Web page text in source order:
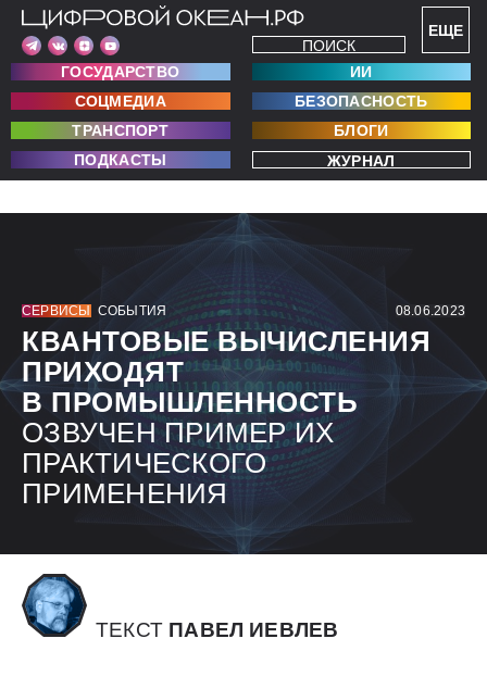
ЕЩЕ
ПОИСК
ГОСУДАРСТВО
ИИ
СОЦМЕДИА
БЕЗОПАСНОСТЬ
ТРАНСПОРТ
БЛОГИ
ПОДКАСТЫ
ЖУРНАЛ
СЕРВИСЫ СОБЫТИЯ 08.06.2023
КВАНТОВЫЕ ВЫЧИСЛЕНИЯ
ПРИХОДЯТ
В ПРОМЫШЛЕННОСТЬ
ОЗВУЧЕН ПРИМЕР ИХ
ПРАКТИЧЕСКОГО
ПРИМЕНЕНИЯ
ТЕКСТ ПАВЕЛ ИЕВЛЕВ